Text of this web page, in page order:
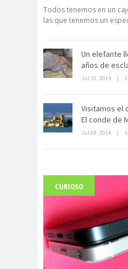
Carlo Acutis, el
Todos tenemos en un
las que tenemos un
Un elefante
años de
Jul 10, 2014 |
Visitamos el
El conde de
Jul 09, 2014 |
CURIOSO